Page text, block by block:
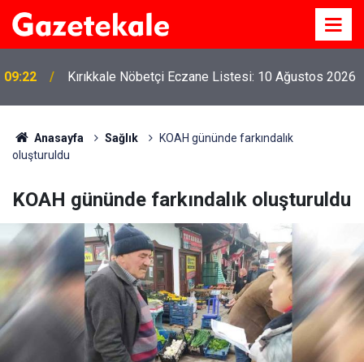
09:22 Kırıkkale Nöbetçi Eczane Listesi: 10 Ağustos 2026
Anasayfa Sağlık
KOAH gününde farkındalık
oluşturuldu
KOAH gününde farkındalık oluşturuldu